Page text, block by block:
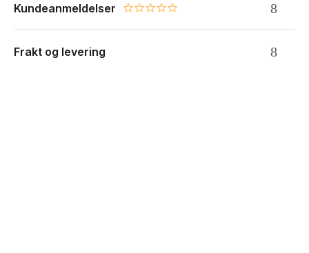
Kundeanmeldelser 0.0 star rating
Frakt og levering